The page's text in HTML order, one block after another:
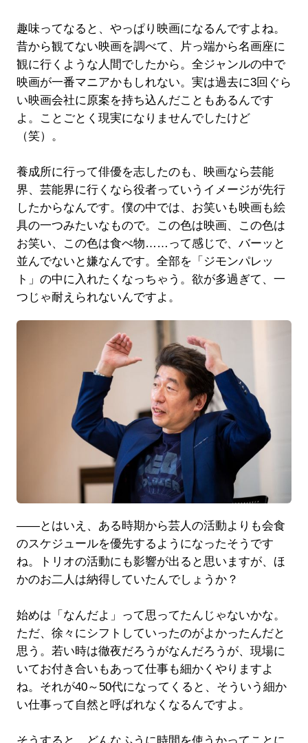
趣味ってなると、やっぱり映画になるんですよね。
昔から観てない映画を調べて、片っ端から名画座に
観に行くような人間でしたから。全ジャンルの中で
映画が一番マニアかもしれない。実は過去に3回ぐら
い映画会社に原案を持ち込んだこともあるんです
よ。ことごとく現実になりませんでしたけど
（笑）。
養成所に行って俳優を志したのも、映画なら芸能
界、芸能界に行くなら役者っていうイメージが先行
したからなんです。僕の中では、お笑いも映画も絵
具の一つみたいなもので。この色は映画、この色は
お笑い、この色は食べ物……って感じで、バーッと
並んでないと嫌なんです。全部を「ジモンパレッ
ト」の中に入れたくなっちゃう。欲が多過ぎて、一
つじゃ耐えられないんですよ。
――とはいえ、ある時期から芸人の活動よりも会食
のスケジュールを優先するようになったそうです
ね。トリオの活動にも影響が出ると思いますが、ほ
かのお二人は納得していたんでしょうか？
始めは「なんだよ」って思ってたんじゃないかな。
ただ、徐々にシフトしていったのがよかったんだと
思う。若い時は徹夜だろうがなんだろうが、現場に
いてお付き合いもあって仕事も細かくやりますよ
ね。それが40～50代になってくると、そういう細か
い仕事って自然と呼ばれなくなるんですよ。
そうすると、どんなふうに時間を使うかってことに